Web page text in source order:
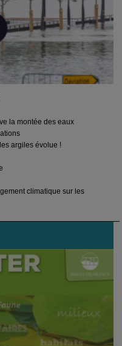
la montée des eaux
argiles évolue !
climatique sur les